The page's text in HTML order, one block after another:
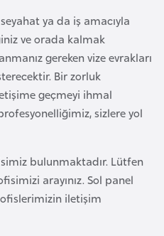
ya da iş amacıyla
ve orada kalmak
gereken vize evrakları
Bir zorluk
geçmeyi ihmal
sizlere yol
bulunmaktadır. Lütfen
arayınız. Sol panel
iletişim